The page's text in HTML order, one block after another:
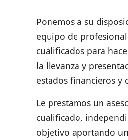
Ponemos a su
equipo de
cualificados para
la llevanza y
estados financieros y
Le prestamos un
cualificado,
objetivo aportando